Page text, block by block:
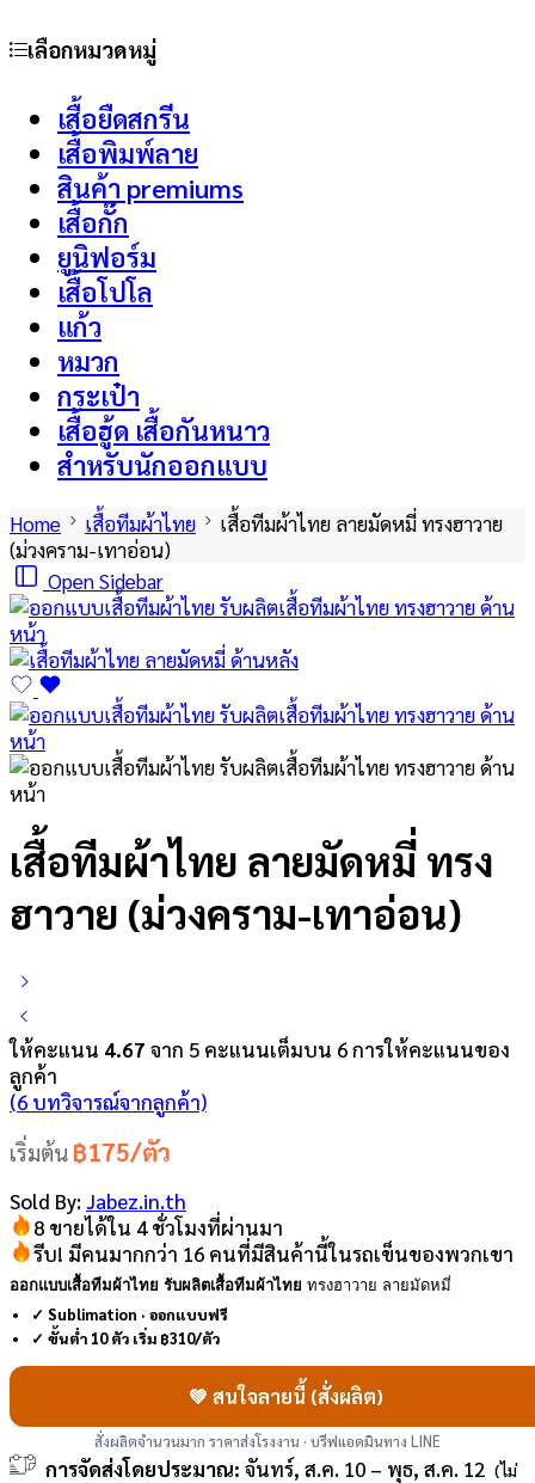
เลือกหมวดหมู่
เสื้อยืดสกรีน
เสื้อพิมพ์ลาย
สินค้า premiums
เสื้อกั๊ก
ยูนิฟอร์ม
เสื้อโปโล
แก้ว
หมวก
กระเป๋า
เสื้อฮู้ด เสื้อกันหนาว
สำหรับนักออกแบบ
Home เสื้อทีมผ้าไทย
เสื้อทีมผ้าไทย ลายมัดหมี่ ทรงฮาวาย
(ม่วงคราม-เทาอ่อน)
Open Sidebar
เสื้อทีมผ้าไทย ลายมัดหมี่ ทรง
ฮาวาย (ม่วงคราม-เทาอ่อน)
ให้คะแนน 4.67 จาก 5 คะแนนเต็มบน 6การให้คะแนนของ
ลูกค้า
(6 บทวิจารณ์จากลูกค้า)
เริ่มต้น ฿175/ตัว
Sold By:Jabez.in.th
8 ขายได้ใน 4 ชั่วโมงที่ผ่านมา
รีบ! มีคนมากกว่า 16 คนที่มีสินค้านี้ในรถเข็นของพวกเขา
ออกแบบเสื้อทีมผ้าไทย รับผลิตเสื้อทีมผ้าไทย ทรงฮาวาย ลายมัดหมี่
✓ Sublimation · ออกแบบฟรี
✓ ขั้นต่ำ 10 ตัว เริ่ม ฿310/ตัว
💚 สนใจลายนี้ (สั่งผลิต)
สั่งผลิตจำนวนมาก ราคาส่งโรงงาน · บรีฟแอดมินทาง LINE
การจัดส่งโดยประมาณ: จันทร์, ส.ค. 10 – พุธ, ส.ค. 12 (ไม่